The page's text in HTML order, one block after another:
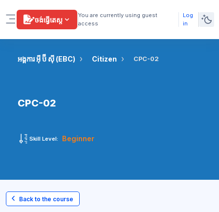
Side panel
ចង់ធ្វើតេស្ត
You are currently using guest
access
Log
in
អង្គការ អ៊ី ប៊ី ស៊ី (EBC) Citizen CPC-02
CPC-02
Skill Level: Beginner
Back to the course